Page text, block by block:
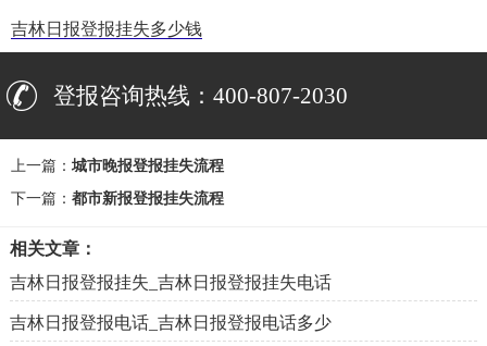
吉林日报登报挂失多少钱
登报咨询热线：400-807-2030
上一篇： 城市晚报登报挂失流程
下一篇： 都市新报登报挂失流程
相关文章：
吉林日报登报挂失_吉林日报登报挂失电话
吉林日报登报电话_吉林日报登报电话多少